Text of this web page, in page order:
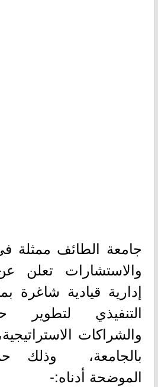
جامعة الطائف ممثلة
والاستشارات تعلن
إدارية قيادية
التنفيذي لتطوير
والشراكات
بالجامعة، وذلك
الموضحة أدناه:-